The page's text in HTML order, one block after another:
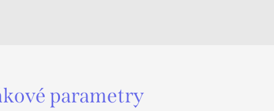
parametry